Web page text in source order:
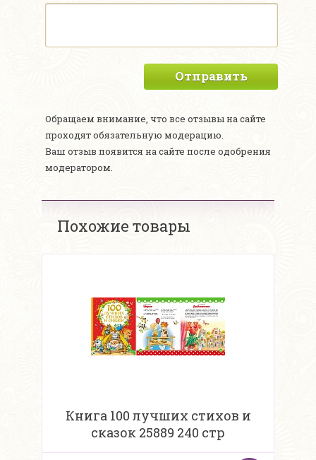
Отправить
Обращаем внимание, что все отзывы на сайте
проходят обязательную модерацию.
Ваш отзыв появится на сайте после одобрения
модератором.
Похожие товары
Книга 100 лучших стихов и
сказок 25889 240 стр